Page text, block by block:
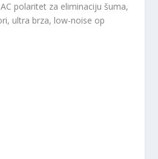
polaritet za eliminaciju šuma,
ultra brza, low-noise op